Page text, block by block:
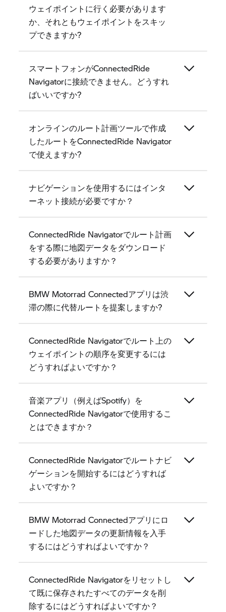
ウェイポイントに行く必要があります
か、それともウェイポイントをスキッ
プできますか?
スマートフォンがConnectedRide
Navigatorに接続できません。どうすれ
ばいいですか?
オンラインのルート計画ツールで作成
したルートをConnectedRide Navigator
で使えますか?
ナビゲーションを使用するにはインタ
ーネット接続が必要ですか？
ConnectedRide Navigatorでルート計画
をする際に地図データをダウンロード
する必要がありますか？
BMW Motorrad Connectedアプリは渋
滞の際に代替ルートを提案しますか?
ConnectedRide Navigatorでルート上の
ウェイポイントの順序を変更するには
どうすればよいですか？
音楽アプリ（例えばSpotify）を
ConnectedRide Navigatorで使用するこ
とはできますか？
ConnectedRide Navigatorでルートナビ
ゲーションを開始するにはどうすれば
よいですか？
BMW Motorrad Connectedアプリにロ
ードした地図データの更新情報を入手
するにはどうすればよいですか？
ConnectedRide Navigatorをリセットし
て既に保存されたすべてのデータを削
除するにはどうすればよいですか？